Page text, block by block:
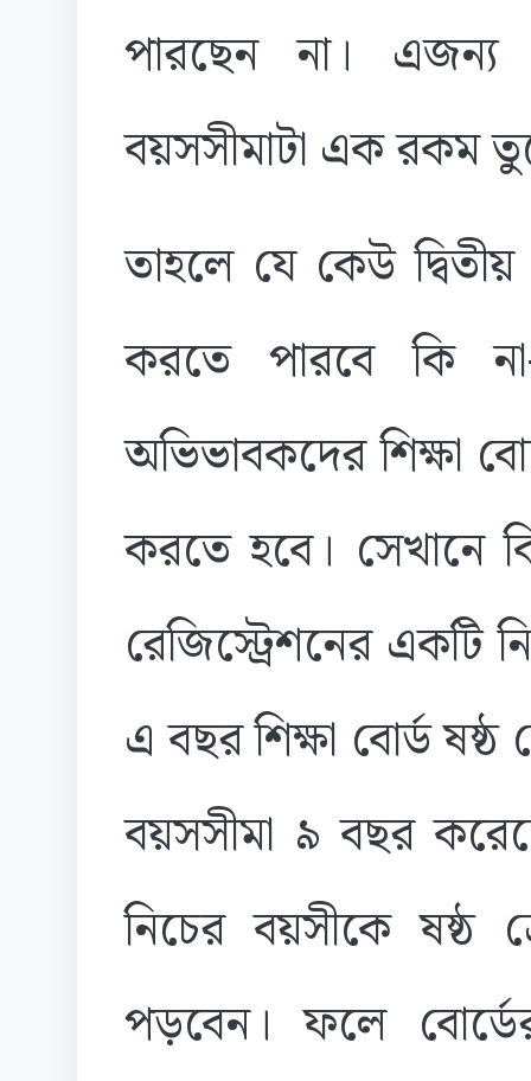
পারছেন না। এজন্য
বয়সসীমাটা এক রকম
তাহলে যে কেউ
করতে পারবে কি
অভিভাবকদের শিক্ষা
করতে হবে। সেখানে
রেজিস্ট্রেশনের একটি
এ বছর শিক্ষা বোর্ড ষষ্ঠ
বয়সসীমা ৯ বছর
নিচের বয়সীকে ষষ্ঠ
পড়বেন। ফলে